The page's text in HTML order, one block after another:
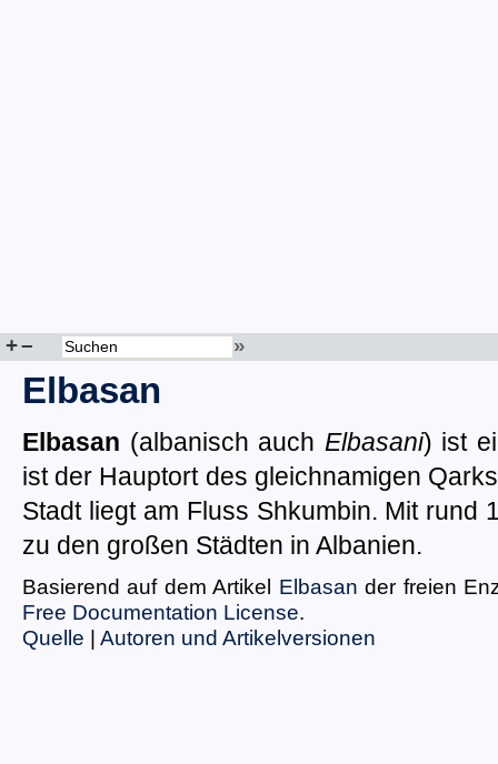
+– »
Elbasan
Elbasan (albanisch auch Elbasani) ist
ist der Hauptort des gleichnamigen
Stadt liegt am Fluss Shkumbin. Mit rund
zu den großen Städten in Albanien.
Basierend auf dem Artikel Elbasan der freien
Free Documentation License.
Quelle | Autoren und Artikelversionen